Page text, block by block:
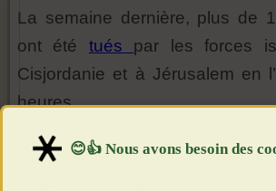
La semaine dernière, plus de
ont été tués par les forces
Cisjordanie et à Jérusalem en
heures.
Cisjordanie depuis le début